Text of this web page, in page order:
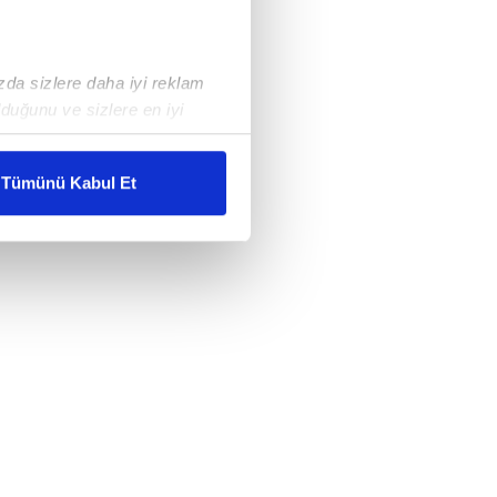
sizlere daha iyi reklam
ve sizlere en iyi
karşılamak
gösterilmeyecektir."
kullanılmaktadır. Bu
sunulması
ve sizlere yönelik
detaylı bilgi için Ayarlar
ve sitemizde ilgili
Tümünü Kabul Et